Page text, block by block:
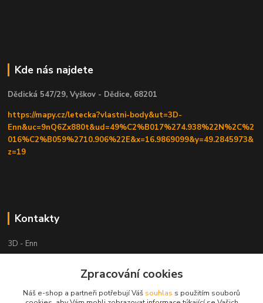
Kde nás najdete
Dědická 547/29, Vyškov - Dědice, 68201
https://mapy.cz/letecka?vlastni-body&ut=3D-
Enn&uc=9nQ6Zx880t&ud=49%C2%B017%274.938%22N%2C%2
016%C2%B059%2710.906%22E&x=16.9869099&y=49.2845973&
z=19
Kontakty
3D - Enn
+420 605525911Zpracování cookies
Náš e-shop a partneři potřebují Váš souhlas s použitím souborů